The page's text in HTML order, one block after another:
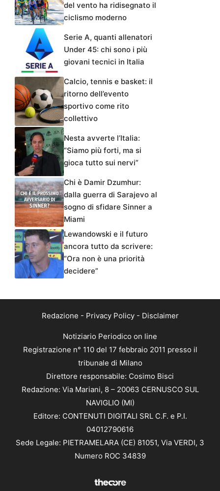
del vento ha ridisegnato il
ciclismo moderno
Serie A, quanti allenatori
Under 45: chi sono i più
giovani tecnici in Italia
Calcio, tennis e basket: il
ritorno dell’evento
sportivo come rito
collettivo
Nesta avverte l’Italia:
“Siamo più forti, ma si
gioca tutto sui nervi”
Chi è Damir Dzumhur:
dalla guerra di Sarajevo al
sogno di sfidare Sinner a
Miami
Lewandowski e il futuro
ancora tutto da scrivere:
“Ora non è una priorità
decidere”
Redazione - Privacy Policy- Disclaimer
Notiziario Periodico on line
Registrazione n° 110 del 17 febbraio 2011 presso il
tribunale di Milano
Direttore responsabile: Cosimo Bisci
Redazione: Via Mariani, 8 – 20063 CERNUSCO SUL
NAVIGLIO (MI)
Editore: CONTENUTI DIGITALI SRL C.F. e P.I.
04012790616
Sede Legale: PIETRAMELARA (CE) 81051, Via VERDI, 3
Numero ROC 34839